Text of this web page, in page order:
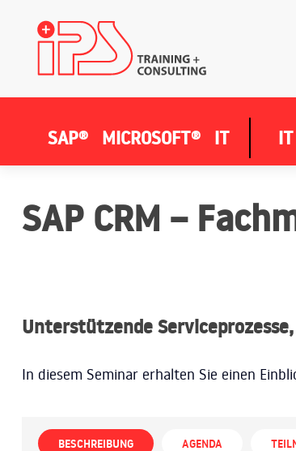
SAP® MICROSOFT® IT
SAP CRM –
Unterstützende
In diesem Seminar erhalten Sie einen
BESCHREIBUNG AGENDA